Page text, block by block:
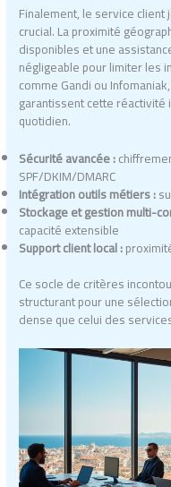
Finalement, le service
crucial. La proximité
disponibles et une
négligeable pour limiter les
comme Gandi ou
garantissent cette
quotidien.
Sécurité avancée :
SPF/DKIM/DMARC
Intégration outils métiers :
Stockage et gestion multi-
capacité extensible
Support client local :
Ce socle de critères
structurant pour une
dense que celui des